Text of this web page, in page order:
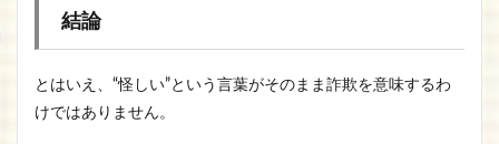
結論
とはいえ、“怪しい”という言葉がそのまま詐欺を意味するわ
けではありません。